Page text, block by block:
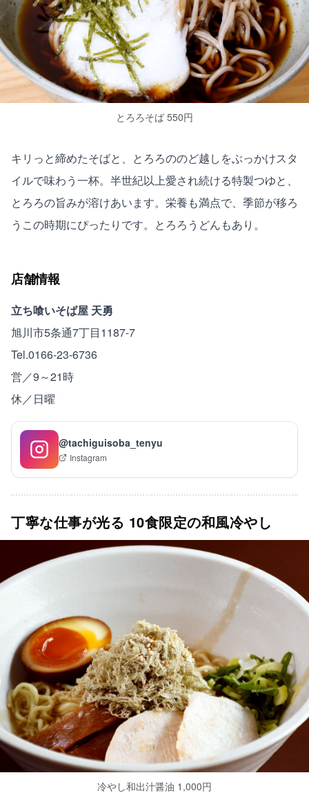
とろろそば 550円
キリっと締めたそばと、とろろののど越しをぶっかけスタ
イルで味わう一杯。半世紀以上愛され続ける特製つゆと、
とろろの旨みが溶けあいます。栄養も満点で、季節が移ろ
うこの時期にぴったりです。とろろうどんもあり。
店舗情報
立ち喰いそば屋 天勇
旭川市5条通7丁目1187-7
Tel.0166-23-6736
営／9～21時
休／日曜
@tachiguisoba_tenyu
Instagram
丁寧な仕事が光る 10食限定の和風冷やし
冷やし和出汁醤油 1,000円